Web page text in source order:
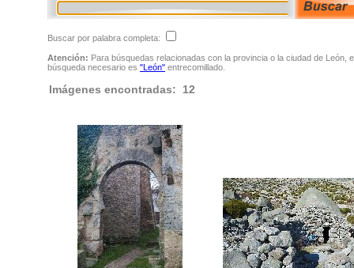
Buscar por palabra completa:
Atención: Para búsquedas relacionadas con la provincia o la ciudad de León,
búsqueda necesario es "León" entrecomillado.
Imágenes encontradas: 12